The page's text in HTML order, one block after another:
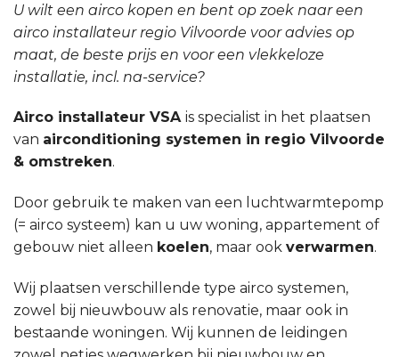
U wilt een airco kopen en bent op zoek naar een
airco installateur regio Vilvoorde voor advies op
maat, de beste prijs en voor een vlekkeloze
installatie, incl. na-service?
Airco installateur VSA is specialist in het plaatsen
van airconditioning systemen in regio Vilvoorde
& omstreken.
Door gebruik te maken van een luchtwarmtepomp
(= airco systeem) kan u uw woning, appartement of
gebouw niet alleen koelen, maar ook verwarmen.
Wij plaatsen verschillende type airco systemen,
zowel bij nieuwbouw als renovatie, maar ook in
bestaande woningen. Wij kunnen de leidingen